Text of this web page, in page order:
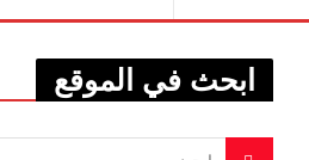
ابحث في الموقع